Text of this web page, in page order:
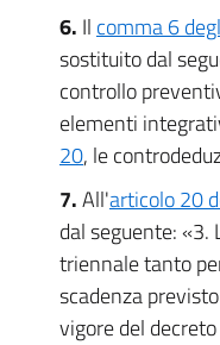
6. Il comma 6
sostituito dal
controllo
elementi
20, le
7.All'articolo 20
dal seguente:
triennale tanto
scadenza
vigore del